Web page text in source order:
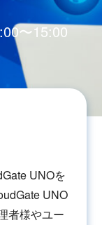
〜15:00
UNOを
UNO
者様やユー